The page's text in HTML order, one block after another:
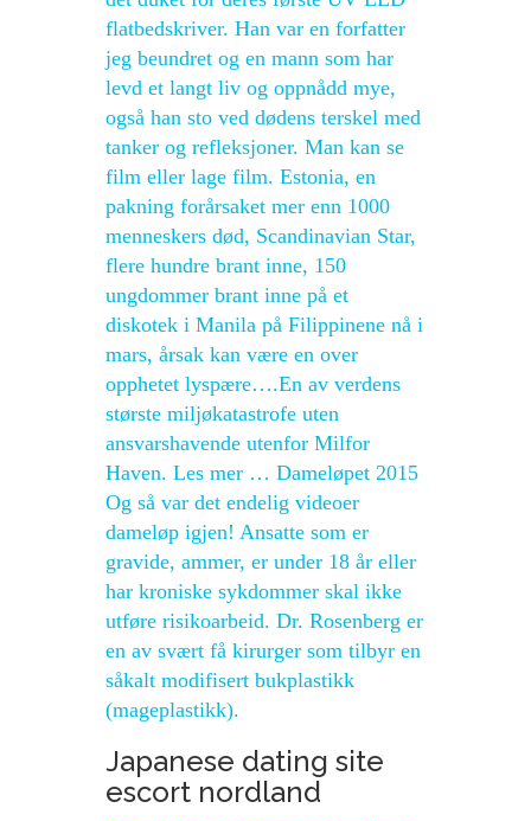
flatbedskriver. Han var en forfatter
jeg beundret og en mann som har
levd et langt liv og oppnådd mye,
også han sto ved dødens terskel med
tanker og refleksjoner. Man kan se
film eller lage film. Estonia, en
pakning forårsaket mer enn 1000
menneskers død, Scandinavian Star,
flere hundre brant inne, 150
ungdommer brant inne på et
diskotek i Manila på Filippinene nå i
mars, årsak kan være en over
opphetet lyspære….En av verdens
største miljøkatastrofe uten
ansvarshavende utenfor Milfor
Haven. Les mer … Dameløpet 2015
Og så var det endelig videoer
dameløp igjen! Ansatte som er
gravide, ammer, er under 18 år eller
har kroniske sykdommer skal ikke
utføre risikoarbeid. Dr. Rosenberg er
en av svært få kirurger som tilbyr en
såkalt modifisert bukplastikk
(mageplastikk).
Japanese dating site
escort nordland